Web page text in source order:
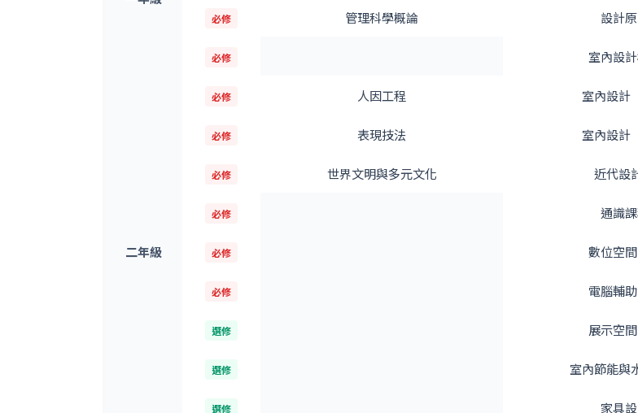
必修 管理科學概論 設計
必修 室內設
二年級
必修 人因工程 室內設計
必修 表現技法 室內設計
必修 世界文明與多元文化 近代設
必修 通識
必修 數位空
必修 電腦輔
選修 展示空
選修 室內節能與
選修 家具